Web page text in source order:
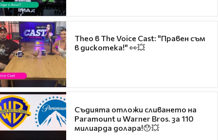
Theo в The Voice Cast: "Правен съм
в дискотека!" 👀💥
Съдията отложи сливането на
Paramount и Warner Bros. за 110
милиарда долара!😯💥